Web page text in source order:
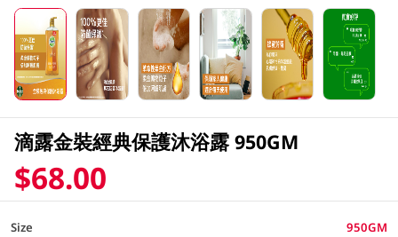
滴露金裝經典保護沐浴露 950GM
$68.00
Size 950GM